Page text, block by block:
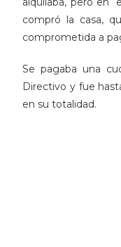
compró la casa,
comprometida a
Se pagaba una
Directivo y fue
en su totalidad.